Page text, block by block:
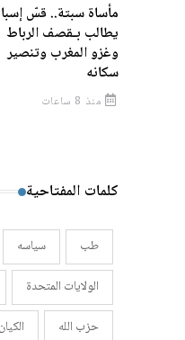
مأساة سبتة.. قسّ
يطالب بـقصف الرباط
وغزو المغرب وتنصير
سكانه
منذ 8 ساعات
كلمات المفتاحية
طب سياسه
الولايات المتحدة
حزب الله